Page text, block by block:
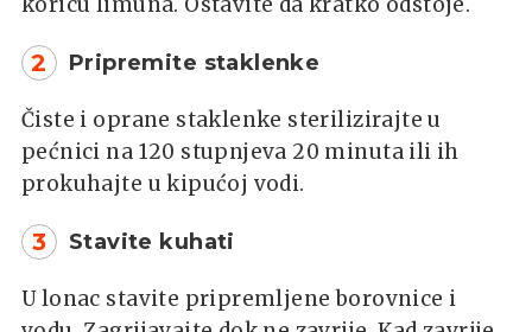
2 Pripremite staklenke
Čiste i oprane staklenke sterilizirajte u
pećnici na 120 stupnjeva 20 minuta ili ih
prokuhajte u kipućoj vodi.
3 Stavite kuhati
U lonac stavite pripremljene borovnice i